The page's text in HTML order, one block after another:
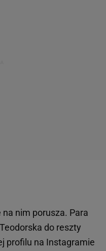
nim porusza. Para
do reszty
profilu na Instagramie